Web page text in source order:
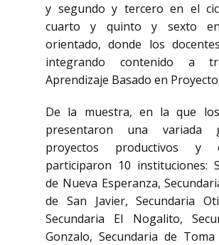
y segundo y tercero en el
cuarto y quinto y sexto
orientado, donde los
integrando contenido a
Aprendizaje Basado en
De la muestra, en la que
presentaron una variada
proyectos productivos y
participaron 10 instituciones:
de Nueva Esperanza,
de San Javier, Secundaria
Secundaria El Nogalito,
Gonzalo, Secundaria de